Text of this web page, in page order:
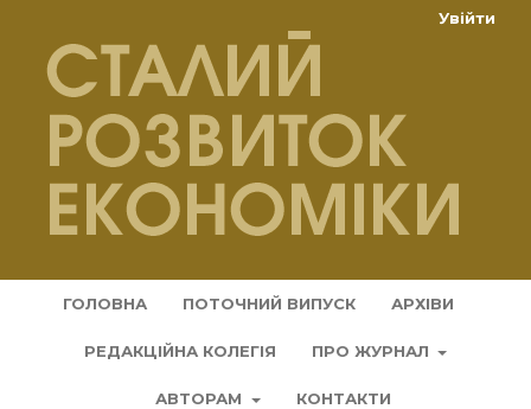
ГОЛОВНА ПОТОЧНИЙ ВИПУСК АРХІВИ
РЕДАКЦІЙНА КОЛЕГІЯ ПРО ЖУРНАЛ
АВТОРАМ КОНТАКТИ
Увійти